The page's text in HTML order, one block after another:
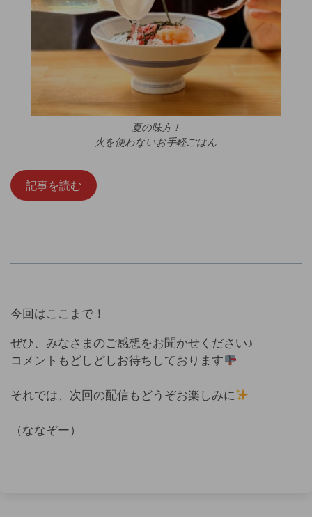
夏の味方！
火を使わないお手軽ごはん
記事を読む
今回はここまで！
ぜひ、みなさまのご感想をお聞かせください♪
コメントもどしどしお待ちしております
それでは、次回の配信もどうぞお楽しみに
（ななぞー）